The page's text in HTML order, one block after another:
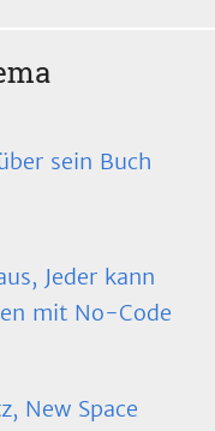
sein Buch
Jeder kann
mit No-Code
New Space